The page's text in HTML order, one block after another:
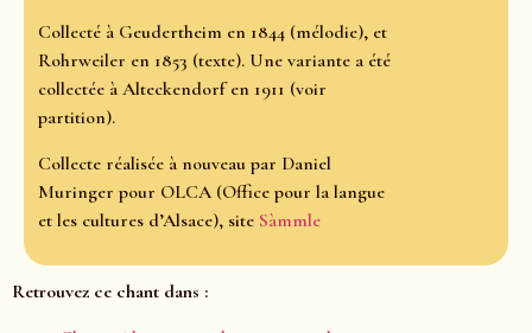
Collecté à Geudertheim en 1844 (mélodie), et
Rohrweiler en 1853 (texte). Une variante a été
collectée à Alteckendorf en 1911 (voir
partition).
Collecte réalisée à nouveau par Daniel
Muringer pour OLCA (Office pour la langue
et les cultures d’Alsace), site Sàmmle
Retrouvez ce chant dans :